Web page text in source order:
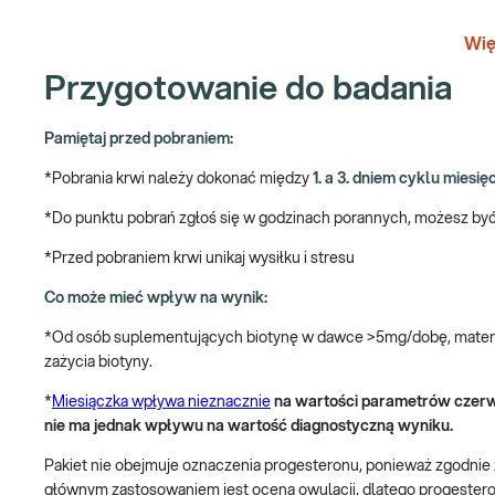
problemy dermatologiczne w postaci zmian wypryskowych lub
Hormony – rola w organizmie
Hormony, to substancje produkowane przez gruczoły układu
rozmnażania. Równowaga hormonalna kobiety ma kluczowy
płodność, ale także wygląd i samopoczucie. Przybieranie lub
dermatologiczne, wahania nastroju, uczucie zimna lub
gospodarkę hormonalną kobiety. Obejmują pomiar zarówno
oraz pomiar stężenia białka, wiążącego hormony płciowe.
luteinizujący), PRL (prolaktyna) i TSH (hormon tyreotropowy).
Przygotowanie do badania
Pamiętaj przed pobraniem:
*Pobrania krwi należy dokonać między 1. a 3. dniem cyklu
*Do punktu pobrań zgłoś się w godzinach porannych, możesz
*Przed pobraniem krwi unikaj wysiłku i stresu
Co może mieć wpływ na wynik:
*Od osób suplementujących biotynę w dawce >5mg/dobę,
zażycia biotyny.
*Miesiączka wpływa nieznacznie na wartości parametrów
nie ma jednak wpływu na wartość diagnostyczną wyniku.
Pakiet nie obejmuje oznaczenia progesteronu, ponieważ
głównym zastosowaniem jest ocena owulacji, dlatego